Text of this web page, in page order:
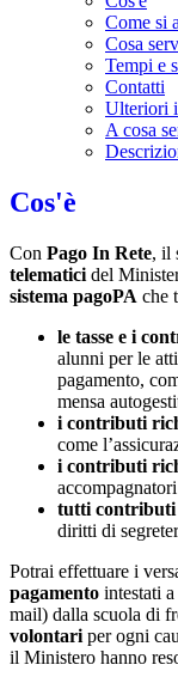
Come si
Cosa
Tempi e
Contatti
Ulteriori
A cosa
Cos'è
Con Pago In Rete, il
telematici del
sistema pagoPA che
le tasse e i
alunni per le
pagamento,
mensa
i contributi
come
i contributi
accompagnatori
tutti contributi
diritti di
Potrai effettuare i
pagamento intestati
mail) dalla scuola di
volontari per ogni
il Ministero hanno